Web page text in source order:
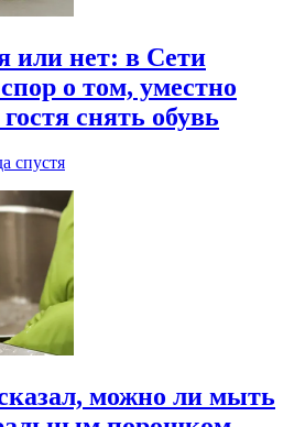
или нет: в Сети
о том, уместно
снять обувь
спустя
можно ли мыть